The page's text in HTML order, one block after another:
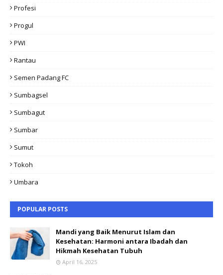
Profesi
Progul
PWI
Rantau
Semen Padang FC
Sumbagsel
Sumbagut
Sumbar
Sumut
Tokoh
Umbara
POPULAR POSTS
Mandi yang Baik Menurut Islam dan
Kesehatan: Harmoni antara Ibadah dan
Hikmah Kesehatan Tubuh
April 16, 2025